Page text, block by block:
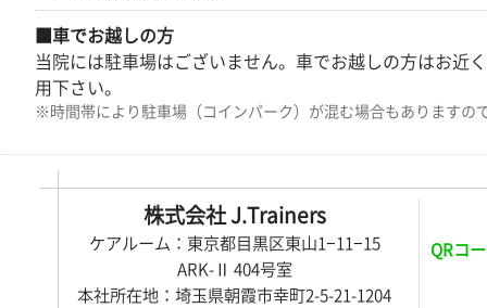
■車でお越しの方
当院には駐車場はございません。車でお越しの方はお近
用下さい。
※時間帯により駐車場（コインパーク）が混む場合もありますの
株式会社 J.Trainers
ケアルーム：東京都目黒区東山1−11−15
ARK-Ⅱ 404号室
本社所在地：埼玉県朝霞市幸町2-5-21-1204
QRコ